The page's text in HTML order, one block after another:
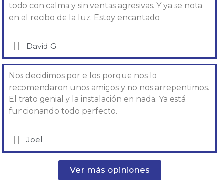
todo con calma y sin ventas agresivas. Y ya se nota
en el recibo de la luz. Estoy encantado
David G
Nos decidimos por ellos porque nos lo
recomendaron unos amigos y no nos arrepentimos.
El trato genial y la instalación en nada. Ya está
funcionando todo perfecto.
Joel
Ver más opiniones